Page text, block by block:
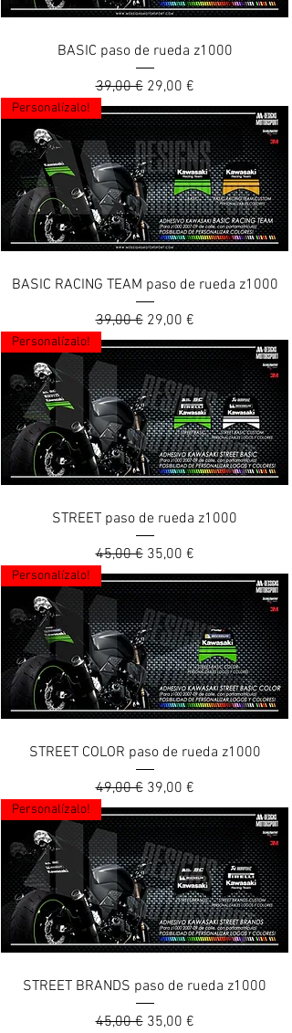
BASIC paso de rueda z1000
Prix original
39,00 € Prix promotionnel
29,00 €
Personalízalo!
BASIC RACING TEAM paso de rueda z1000
Prix original
39,00 € Prix promotionnel
29,00 €
Personalízalo!
STREET paso de rueda z1000
Prix original
45,00 € Prix promotionnel
35,00 €
Personalízalo!
STREET COLOR paso de rueda z1000
Prix original
49,00 € Prix promotionnel
39,00 €
Personalízalo!
STREET BRANDS paso de rueda z1000
Prix original
45,00 € Prix promotionnel
35,00 €